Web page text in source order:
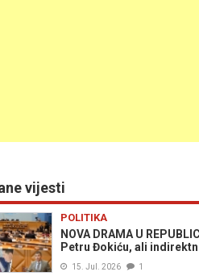
vijesti
POLITIKA
NOVA DRAMA U
Petru Đokiću, ali
15. Jul. 2026 1